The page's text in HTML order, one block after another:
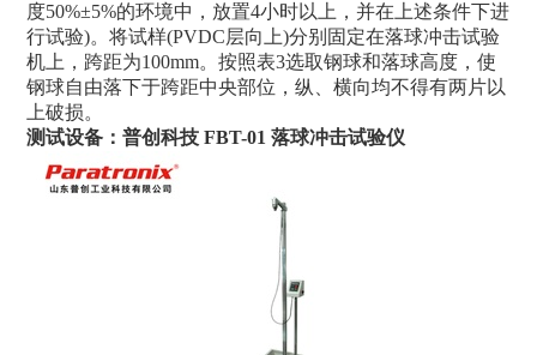
度50%±5%的环境中，放置4小时以上，并在上述条件下进
行试验)。将试样(PVDC层向上)分别固定在落球冲击试验
机上，跨距为100mm。按照表3选取钢球和落球高度，使
钢球自由落下于跨距中央部位，纵、横向均不得有两片以
上破损。
测试设备：普创科技 FBT-01落球冲击试验仪